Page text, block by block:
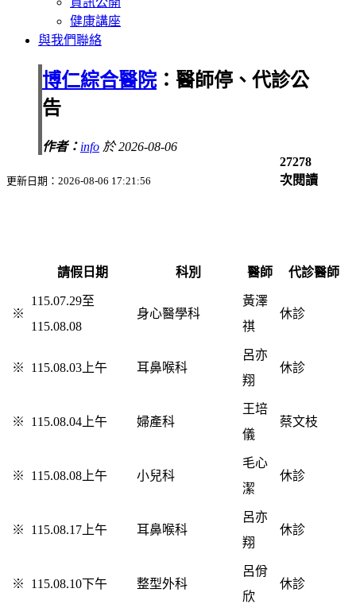
健康講座
與我們聯絡
博仁綜合醫院：醫師停、代診公
告
作者： info 於 2026-08-06
27278
次閱讀
更新日期：2026-08-06 17:21:56
請假日期 科別 醫師 代診醫師
※
115.07.29至
115.08.08
身心醫學科
黃澤
祺
休診
※ 115.08.03上午 耳鼻喉科
呂亦
翔
休診
※ 115.08.04上午 婦產科
王培
儀
蔡文枝
※ 115.08.08上午 小兒科
毛心
潔
休診
※ 115.08.17上午 耳鼻喉科
呂亦
翔
休診
※ 115.08.10下午 整型外科
呂佾
欣
休診